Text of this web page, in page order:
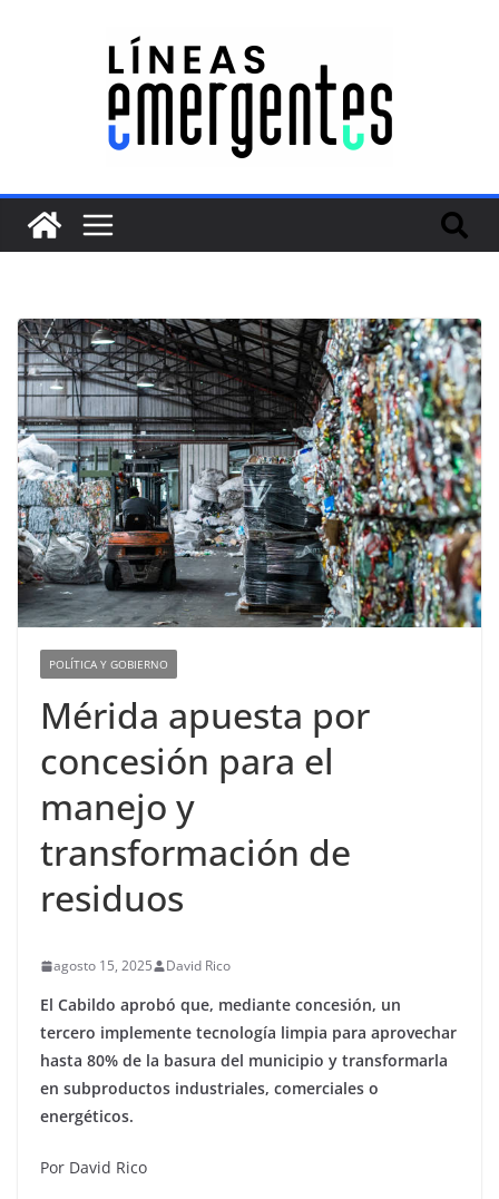
POLÍTICA Y GOBIERNO
Mérida apuesta por
concesión para el
manejo y
transformación de
residuos
agosto 15, 2025 David Rico
El Cabildo aprobó que, mediante concesión, un
tercero implemente tecnología limpia para aprovechar
hasta 80% de la basura del municipio y transformarla
en subproductos industriales, comerciales o
energéticos.
Por David Rico